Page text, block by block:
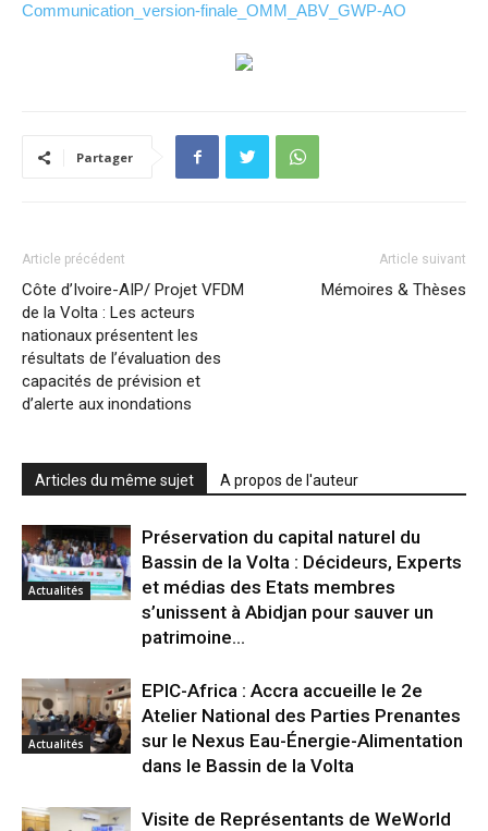
Communication_version-finale_OMM_ABV_GWP-AO
Partager
Article précédent
Côte d’Ivoire-AIP/ Projet VFDM
de la Volta : Les acteurs
nationaux présentent les
résultats de l’évaluation des
capacités de prévision et
d’alerte aux inondations
Article suivant
Mémoires & Thèses
Articles du même sujet A propos de l'auteur
Actualités
Préservation du capital naturel du
Bassin de la Volta : Décideurs, Experts
et médias des Etats membres
s’unissent à Abidjan pour sauver un
patrimoine...
Actualités
EPIC-Africa : Accra accueille le 2e
Atelier National des Parties Prenantes
sur le Nexus Eau-Énergie-Alimentation
dans le Bassin de la Volta
Visite de Représentants de WeWorld